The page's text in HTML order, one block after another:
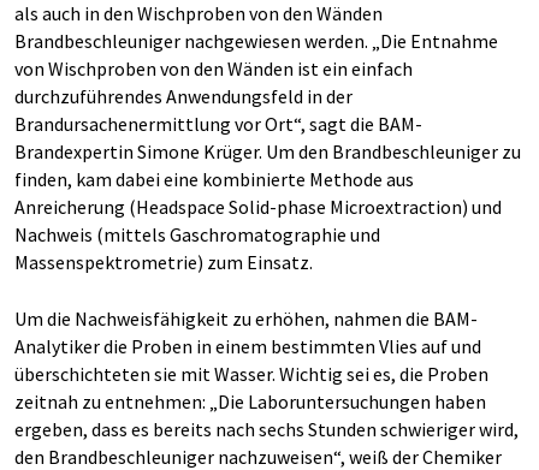
als auch in den Wischproben von den Wänden
Brandbeschleuniger nachgewiesen werden. „Die Entnahme
von Wischproben von den Wänden ist ein einfach
durchzuführendes Anwendungsfeld in der
Brandursachenermittlung vor Ort“, sagt die BAM-
Brandexpertin Simone Krüger. Um den Brandbeschleuniger zu
finden, kam dabei eine kombinierte Methode aus
Anreicherung (Headspace Solid-phase Microextraction) und
Nachweis (mittels Gaschromatographie und
Massenspektrometrie) zum Einsatz.
Um die Nachweisfähigkeit zu erhöhen, nahmen die BAM-
Analytiker die Proben in ei­nem bestimmten Vlies auf und
überschichteten sie mit Wasser. Wichtig sei es, die Proben
zeitnah zu entnehmen: „Die Laboruntersuchungen haben
ergeben, dass es bereits nach sechs Stunden schwieriger wird,
den Brandbeschleuniger nachzuweisen“, weiß der Chemiker